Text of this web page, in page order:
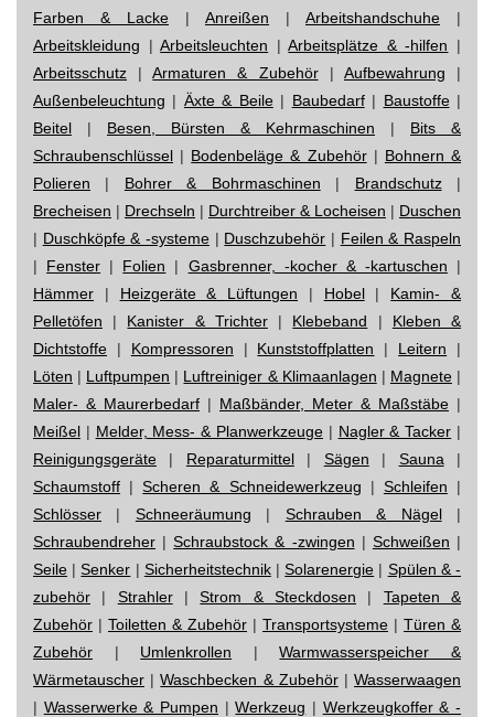
Farben & Lacke | Anreißen | Arbeitshandschuhe |
Arbeitskleidung |Arbeitsleuchten |Arbeitsplätze & -hilfen |
Arbeitsschutz |Armaturen & Zubehör| Aufbewahrung |
Außenbeleuchtung | Äxte & Beile| Baubedarf| Baustoffe|
Beitel | Besen, Bürsten & Kehrmaschinen | Bits &
Schraubenschlüssel | Bodenbeläge & Zubehör| Bohnern &
Polieren | Bohrer & Bohrmaschinen | Brandschutz|
Brecheisen | Drechseln | Durchtreiber & Locheisen | Duschen
| Duschköpfe & -systeme | Duschzubehör | Feilen & Raspeln
| Fenster | Folien | Gasbrenner, -kocher & -kartuschen |
Hämmer | Heizgeräte & Lüftungen | Hobel| Kamin- &
Pelletöfen | Kanister & Trichter| Klebeband | Kleben &
Dichtstoffe | Kompressoren | Kunststoffplatten | Leitern |
Löten | Luftpumpen | Luftreiniger & Klimaanlagen | Magnete|
Maler- & Maurerbedarf | Maßbänder, Meter & Maßstäbe |
Meißel | Melder, Mess- & Planwerkzeuge | Nagler & Tacker |
Reinigungsgeräte | Reparaturmittel| Sägen | Sauna |
Schaumstoff |Scheren & Schneidewerkzeug | Schleifen |
Schlösser | Schneeräumung | Schrauben & Nägel|
Schraubendreher |Schraubstock & -zwingen | Schweißen |
Seile |Senker | Sicherheitstechnik|Solarenergie | Spülen & -
zubehör | Strahler|Strom & Steckdosen | Tapeten &
Zubehör | Toiletten & Zubehör | Transportsysteme | Türen &
Zubehör | Umlenkrollen |Warmwasserspeicher &
Wärmetauscher |Waschbecken & Zubehör|Wasserwaagen
| Wasserwerke & Pumpen |Werkzeug | Werkzeugkoffer & -